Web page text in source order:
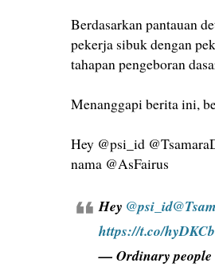
Berdasarkan pantauan
pekerja sibuk dengan
tahapan pengeboran
Menanggapi berita ini,
Hey @psi_id
nama @AsFairus
Hey @psi_id
https://t.co/
— Ordinary people